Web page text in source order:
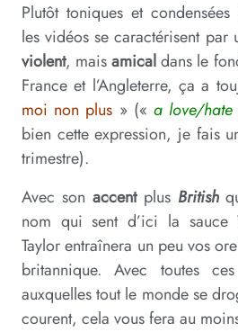
Plutôt toniques et condensées
les vidéos se caractérisent par
violent, maisamicaldans le
France et l’Angleterre, ça a
moi non plus » («a love/hate
bien cette expression, je fais
trimestre).
Avec son accentplus British
nom qui sent d’ici la sauce
Taylor entraînera un peu vos
britannique. Avec toutes
auxquelles tout le monde se
courent, cela vous fera au